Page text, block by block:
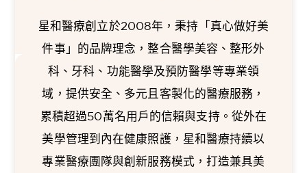
星和醫療創立於2008年，秉持「真心做好美
件事」的品牌理念，整合醫學美容、整形外
科、牙科、功能醫學及預防醫學等專業領
域，提供安全、多元且客製化的醫療服務，
累積超過50萬名用戶的信賴與支持。從外在
美學管理到內在健康照護，星和醫療持續以
專業醫療團隊與創新服務模式，打造兼具美